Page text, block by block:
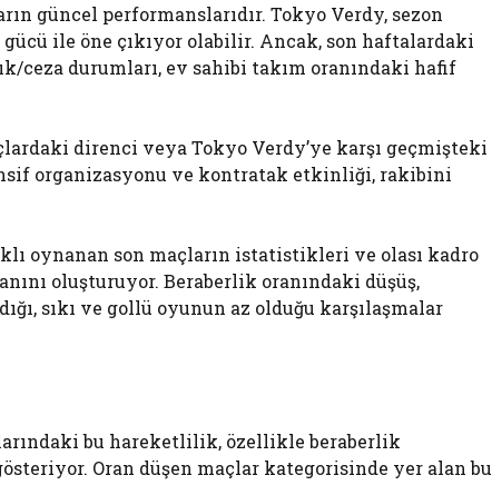
güncel performanslarıdır. Tokyo Verdy, sezon
ile öne çıkıyor olabilir. Ancak, son haftalardaki
ceza durumları, ev sahibi takım oranındaki hafif
direnci veya Tokyo Verdy’ye karşı geçmişteki
organizasyonu ve kontratak etkinliği, rakibini
oynanan son maçların istatistikleri ve olası kadro
oluşturuyor. Beraberlik oranındaki düşüş,
sıkı ve gollü oyunun az olduğu karşılaşmalar
bu hareketlilik, özellikle beraberlik
Oran düşen maçlar kategorisinde yer alan bu